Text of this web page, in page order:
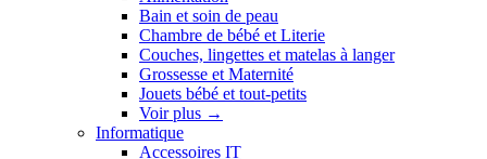
Bain et soin de peau
Chambre de bébé et Literie
Couches, lingettes et matelas à langer
Grossesse et Maternité
Jouets bébé et tout-petits
Voir plus →
Informatique
Accessoires IT